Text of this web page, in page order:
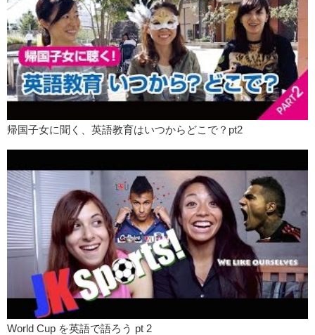
帰国子女に聞く、英語教育はいつからどこで？pt2
World Cup を英語で語ろう pt 2